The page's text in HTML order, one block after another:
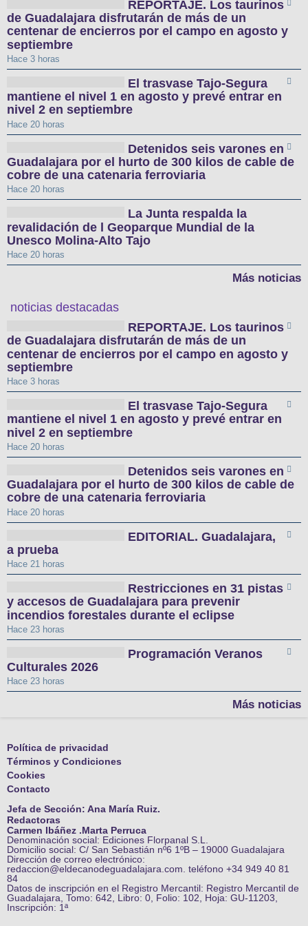
REPORTAJE. Los taurinos
de Guadalajara disfrutarán de más de un
centenar de encierros por el campo en agosto y
septiembre
Hace 3 horas
El trasvase Tajo-Segura
mantiene el nivel 1 en agosto y prevé entrar en
nivel 2 en septiembre
Hace 20 horas
Detenidos seis varones en
Guadalajara por el hurto de 300 kilos de cable de
cobre de una catenaria ferroviaria
Hace 20 horas
La Junta respalda la
revalidación de l Geoparque Mundial de la
Unesco Molina-Alto Tajo
Hace 20 horas
Más noticias
noticias destacadas
REPORTAJE. Los taurinos
de Guadalajara disfrutarán de más de un
centenar de encierros por el campo en agosto y
septiembre
Hace 3 horas
El trasvase Tajo-Segura
mantiene el nivel 1 en agosto y prevé entrar en
nivel 2 en septiembre
Hace 20 horas
Detenidos seis varones en
Guadalajara por el hurto de 300 kilos de cable de
cobre de una catenaria ferroviaria
Hace 20 horas
EDITORIAL. Guadalajara,
a prueba
Hace 21 horas
Restricciones en 31 pistas
y accesos de Guadalajara para prevenir
incendios forestales durante el eclipse
Hace 23 horas
Programación Veranos
Culturales 2026
Hace 23 horas
Más noticias
Política de privacidad
Términos y Condiciones
Cookies
Contacto
Jefa de Sección: Ana María Ruiz.
Redactoras
Carmen Ibáñez .Marta Perruca
Denominación social: Ediciones Florpanal S.L.
Domicilio social: C/ San Sebastián nº6 1ºB – 19000 Guadalajara
Dirección de correo electrónico:
redaccion@eldecanodeguadalajara.com. teléfono +34 949 40 81
84
Datos de inscripción en el Registro Mercantil: Registro Mercantil de
Guadalajara, Tomo: 642, Libro: 0, Folio: 102, Hoja: GU-11203,
Inscripción: 1ª